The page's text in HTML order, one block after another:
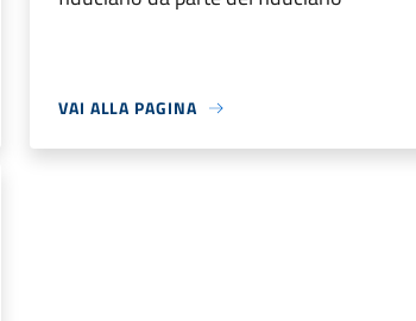
VAI ALLA PAGINA